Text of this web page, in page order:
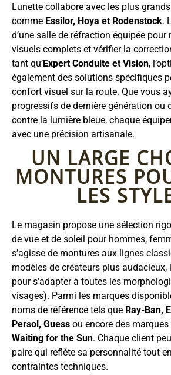
Lunette collabore avec les plus
comme Essilor, Hoya et Rodenstock.
d’une salle de réfraction équipée pour
visuels complets et vérifier la
tant qu’Expert Conduite et Vision,
également des solutions spécifiques
confort visuel sur la route. Que vous
progressifs de dernière génération ou
contre la lumière bleue, chaque
avec une précision artisanale.
UN LARGE
MONTURES
LES
Le magasin propose une sélection
de vue et de soleil pour hommes,
s’agisse de montures aux lignes
modèles de créateurs plus audacieux,
pour s’adapter à toutes les
visages). Parmi les marques
noms de référence tels que Ray-Ban,
Persol, Guess ou encore des
Waiting for the Sun. Chaque client
paire qui reflète sa personnalité tout
contraintes techniques.